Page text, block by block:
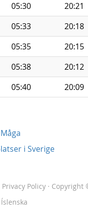
05:30 20:21
05:33 20:18
05:35 20:15
05:38 20:12
05:40 20:09
i Sverige
Privacy Policy · Copyright
Íslenska